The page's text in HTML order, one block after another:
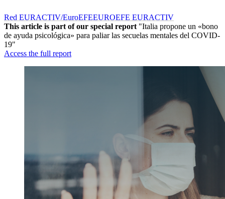
Red EURACTIV/EuroEFEEUROEFE EURACTIV
This article is part of our special report "Italia propone un «bono
de ayuda psicológica» para paliar las secuelas mentales del COVID-
19"
Access the full report